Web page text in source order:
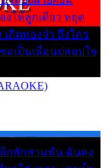
งไห้ลูกเดียว หยุด
ถิดทองจ๋า ถึงใคร
อเป็นเพื่อนปลอบใจ
กสักสามพัน ฉันคง